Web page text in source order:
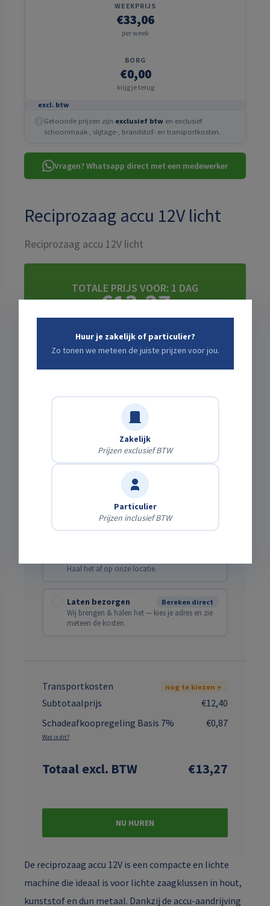
WEEKPRIJS
€33,06
per week
BORG
€0,00
krijg je terug
excl. btw
Getoonde prijzen zijn exclusief btw en exclusief
schoonmaak-, slijtage-, brandstof- en transportkosten.
Vragen? Whatsapp direct met een medewerker
Reciprozaag accu 12V licht
Reciprozaag accu 12V licht
TOTALE PRIJS VOOR: 1 DAG
€13,27
hieronder ↓
Startdatum
Verwachte einddatum
Bezorging of zelf ophalen?
Haal het af op onze locatie.
Bereken direct
Laten bezorgen
Wij brengen & halen het — kies je adres en zie
meteen de kosten.
Transportkosten nog te kiezen ↑
Subtotaalprijs
€12,40
Schadeafkoopregeling Basis 7%
€0,87
Wat is dit?
Totaal excl. BTW €13,27
NU HUREN
De reciprozaag accu 12V is een compacte en lichte
machine die ideaal is voor lichte zaagklussen in hout,
kunststof en dun metaal. Dankzij de accu-aandrijving
Huur je zakelijk of particulier?
Zo tonen we meteen de juiste prijzen voor jou.
Zakelijk
Prijzen exclusief BTW
Particulier
Prijzen inclusief BTW